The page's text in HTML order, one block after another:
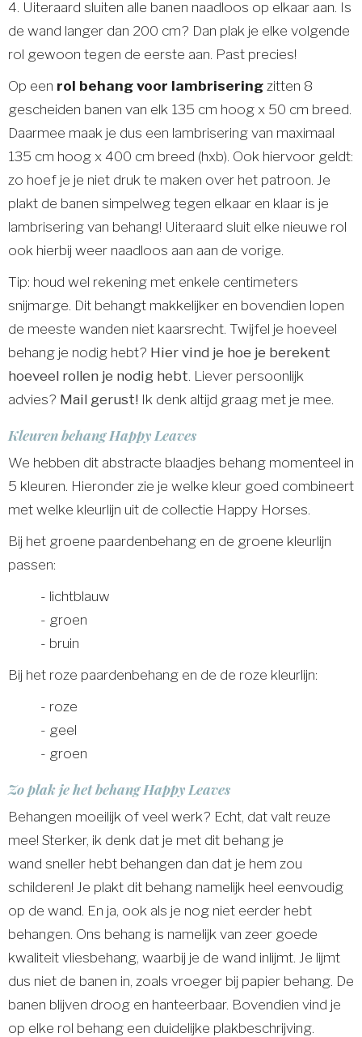
4. Uiteraard sluiten alle banen naadloos op elkaar aan. Is
de wand langer dan 200 cm? Dan plak je elke volgende
rol gewoon tegen de eerste aan. Past precies!
Op een rol behang voor lambrisering zitten 8
gescheiden banen van elk 135 cm hoog x 50 cm breed.
Daarmee maak je dus een lambrisering van maximaal
135 cm hoog x 400 cm breed (hxb). Ook hiervoor geldt:
zo hoef je je niet druk te maken over het patroon. Je
plakt de banen simpelweg tegen elkaar en klaar is je
lambrisering van behang! Uiteraard sluit elke nieuwe rol
ook hierbij weer naadloos aan aan de vorige.
Tip: houd wel rekening met enkele centimeters
snijmarge. Dit behangt makkelijker en bovendien lopen
de meeste wanden niet kaarsrecht. Twijfel je hoeveel
behang je nodig hebt? Hier vind je hoe je berekent
hoeveel rollen je nodig hebt. Liever persoonlijk
advies? Mail gerust! Ik denk altijd graag met je mee.
Kleuren behang Happy Leaves
We hebben dit abstracte blaadjes behang momenteel in
5 kleuren. Hieronder zie je welke kleur goed combineert
met welke kleurlijn uit de collectie Happy Horses.
Bij het groene paardenbehang en de groene kleurlijn
passen:
- lichtblauw
- groen
- bruin
Bij het roze paardenbehang en de de roze kleurlijn:
- roze
- geel
- groen
Zo plak je het behang Happy Leaves
Behangen moeilijk of veel werk? Echt, dat valt reuze
mee! Sterker, ik denk dat je met dit behang je
wand sneller hebt behangen dan dat je hem zou
schilderen! Je plakt dit behang namelijk heel eenvoudig
op de wand. En ja, ook als je nog niet eerder hebt
behangen. Ons behang is namelijk van zeer goede
kwaliteit vliesbehang, waarbij je de wand inlijmt. Je lijmt
dus niet de banen in, zoals vroeger bij papier behang. De
banen blijven droog en hanteerbaar. Bovendien vind je
op elke rol behang een duidelijke plakbeschrijving.